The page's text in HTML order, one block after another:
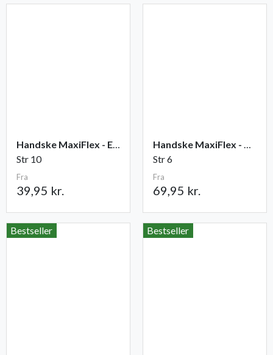
Handske MaxiFlex - Elite
Str 10
Fra
39,95 kr.
Handske MaxiFlex - Cut
Str 6
Fra
69,95 kr.
Bestseller Bestseller